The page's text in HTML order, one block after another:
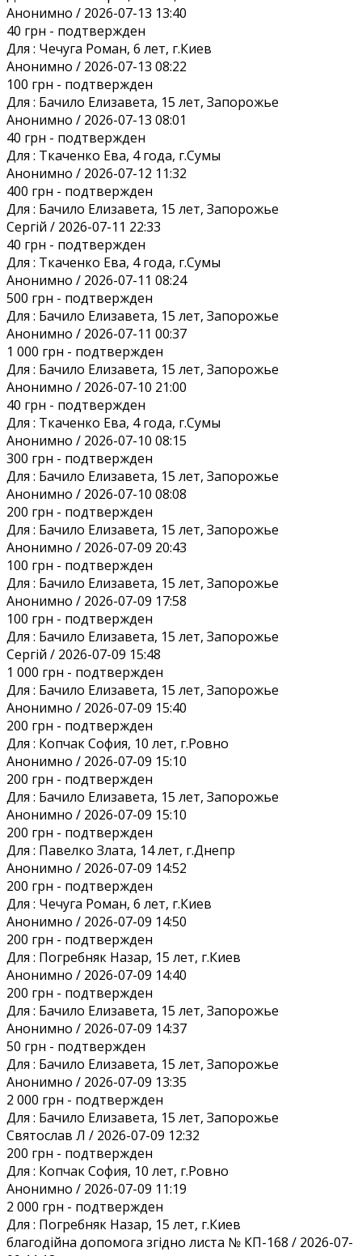
Анонимно / 2026-07-13 13:40
40 грн - подтвержден
Для : Чечуга Роман, 6 лет, г.Киев
Анонимно / 2026-07-13 08:22
100 грн - подтвержден
Для : Бачило Елизавета, 15 лет, Запорожье
Анонимно / 2026-07-13 08:01
40 грн - подтвержден
Для : Ткаченко Ева, 4 года, г.Сумы
Анонимно / 2026-07-12 11:32
400 грн - подтвержден
Для : Бачило Елизавета, 15 лет, Запорожье
Сергій / 2026-07-11 22:33
40 грн - подтвержден
Для : Ткаченко Ева, 4 года, г.Сумы
Анонимно / 2026-07-11 08:24
500 грн - подтвержден
Для : Бачило Елизавета, 15 лет, Запорожье
Анонимно / 2026-07-11 00:37
1 000 грн - подтвержден
Для : Бачило Елизавета, 15 лет, Запорожье
Анонимно / 2026-07-10 21:00
40 грн - подтвержден
Для : Ткаченко Ева, 4 года, г.Сумы
Анонимно / 2026-07-10 08:15
300 грн - подтвержден
Для : Бачило Елизавета, 15 лет, Запорожье
Анонимно / 2026-07-10 08:08
200 грн - подтвержден
Для : Бачило Елизавета, 15 лет, Запорожье
Анонимно / 2026-07-09 20:43
100 грн - подтвержден
Для : Бачило Елизавета, 15 лет, Запорожье
Анонимно / 2026-07-09 17:58
100 грн - подтвержден
Для : Бачило Елизавета, 15 лет, Запорожье
Сергій / 2026-07-09 15:48
1 000 грн - подтвержден
Для : Бачило Елизавета, 15 лет, Запорожье
Анонимно / 2026-07-09 15:40
200 грн - подтвержден
Для : Копчак София, 10 лет, г.Ровно
Анонимно / 2026-07-09 15:10
200 грн - подтвержден
Для : Бачило Елизавета, 15 лет, Запорожье
Анонимно / 2026-07-09 15:10
200 грн - подтвержден
Для : Павелко Злата, 14 лет, г.Днепр
Анонимно / 2026-07-09 14:52
200 грн - подтвержден
Для : Чечуга Роман, 6 лет, г.Киев
Анонимно / 2026-07-09 14:50
200 грн - подтвержден
Для : Погребняк Назар, 15 лет, г.Киев
Анонимно / 2026-07-09 14:40
200 грн - подтвержден
Для : Бачило Елизавета, 15 лет, Запорожье
Анонимно / 2026-07-09 14:37
50 грн - подтвержден
Для : Бачило Елизавета, 15 лет, Запорожье
Анонимно / 2026-07-09 13:35
2 000 грн - подтвержден
Для : Бачило Елизавета, 15 лет, Запорожье
Святослав Л / 2026-07-09 12:32
200 грн - подтвержден
Для : Копчак София, 10 лет, г.Ровно
Анонимно / 2026-07-09 11:19
2 000 грн - подтвержден
Для : Погребняк Назар, 15 лет, г.Киев
благодійна допомога згідно листа № КП-168 / 2026-07-